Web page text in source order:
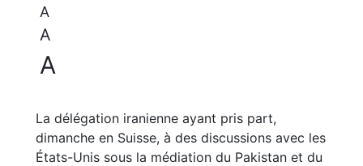
A
A
A
La délégation iranienne ayant pris part,
dimanche en Suisse, à des discussions avec les
États-Unis sous la médiation du Pakistan et du